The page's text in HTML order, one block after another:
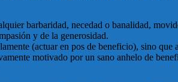
barbaridad, necedad o banalidad,
y de la generosidad.
(actuar en pos de beneficio), sino
motivado por un sano anhelo de